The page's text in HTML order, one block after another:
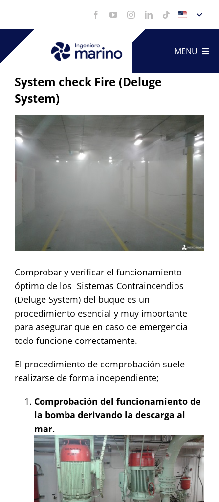
content
MENU
Services
Videos
System check Fire (Deluge
System)
View
Larger
Image
Comprobar y verificar el funcionamiento
óptimo de los Sistemas Contraincendios
(Deluge System) del buque es un
procedimiento esencial y muy importante
para asegurar que en caso de emergencia
todo funcione correctamente.
El procedimiento de comprobación suele
realizarse de forma independiente;
Comprobación del funcionamiento de
la bomba derivando la descarga al
mar.